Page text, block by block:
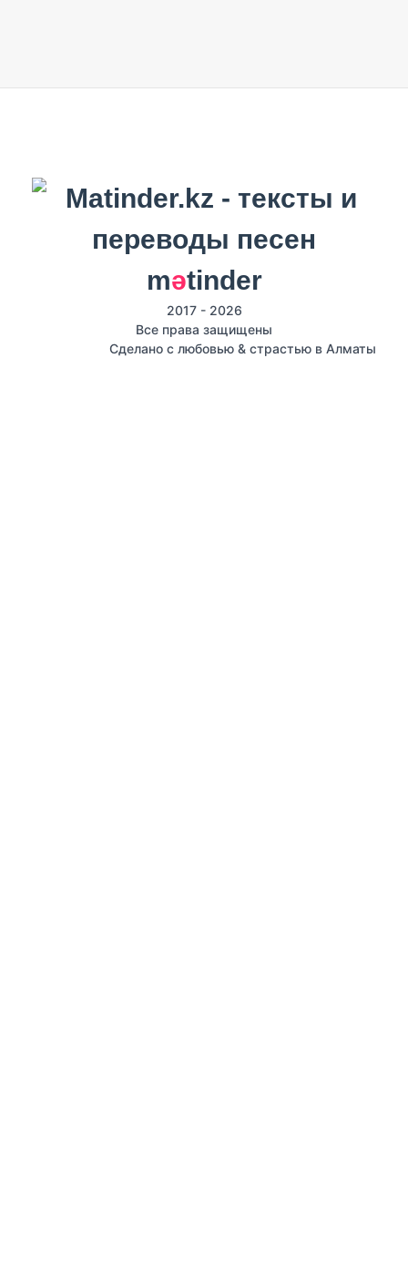
mәtinder
2017 - 2026
Все права защищены
Сделано с любовью & страстью в Алматы